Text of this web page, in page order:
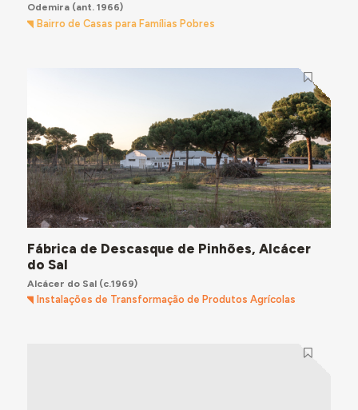
Odemira(ant. 1966)
Bairro de Casas para Famílias Pobres
Fábrica de Descasque de Pinhões, Alcácer
do Sal
Alcácer do Sal(c.1969)
Instalações de Transformação de Produtos Agrícolas